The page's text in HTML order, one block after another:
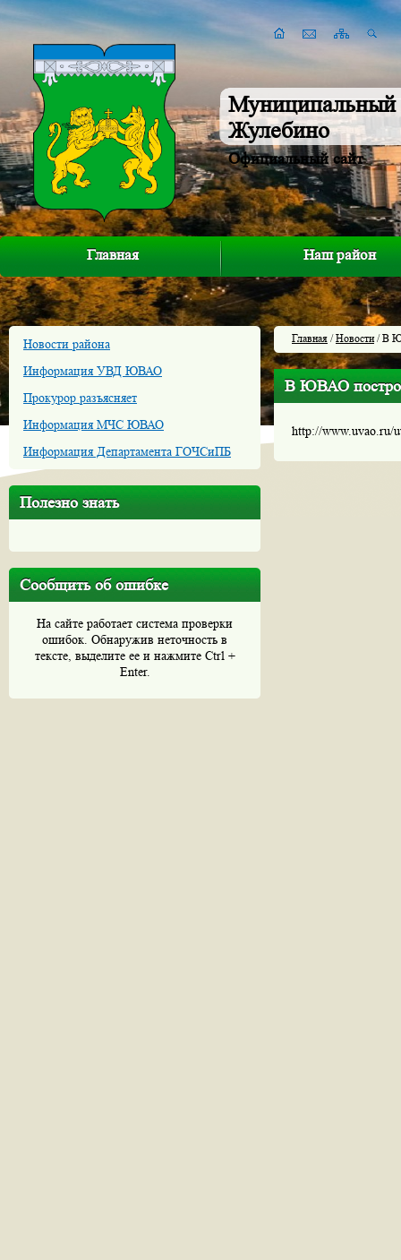
Муниципальный
Жулебино
Официальный сайт
Главная Наш район
Новости района
Информация УВД ЮВАО
Прокурор разъясняет
Информация МЧС ЮВАО
Информация Департамента ГОЧСиПБ
Полезно знать
Сообщить об ошибке
На сайте работает система проверки
ошибок. Обнаружив неточность в
тексте, выделите ее и нажмите Ctrl +
Enter.
Главная /Новости/ В
В ЮВАО
http://www.uvao.ru/